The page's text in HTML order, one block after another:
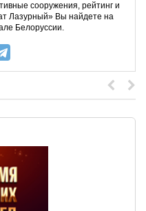
сооружения, рейтинг и
Лазурный» Вы найдете на
Белоруссии.